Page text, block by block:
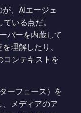
、AIエージェ
いる点だ。
バーを内蔵して
理解したり、
コンテキストを
ーフェース）を
、メディアのア